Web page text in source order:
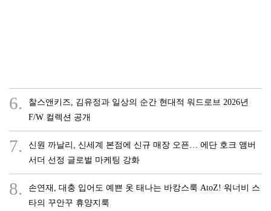
6.
찰스앤키즈, 김유정과 일상의 순간 현대적 워드로브 2026년
F/W 컬렉션 공개
7.
신원 까날리, 신세계 본점에 신규 매장 오픈… 에단 호크 앰버
서더 선정 글로벌 마케팅 강화
8.
손연재, 대충 입어도 예쁜 옷 태나는 바캉스룩 AtoZ! 워너비 스
타의 꾸안꾸 휴양지룩